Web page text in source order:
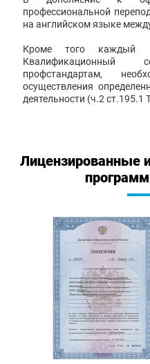
профессиональной
на английском языке
Кроме того каждый
Квалификационный
профстандартам,
осуществления
деятельности (ч.2 ст.195.1
Лицензированные